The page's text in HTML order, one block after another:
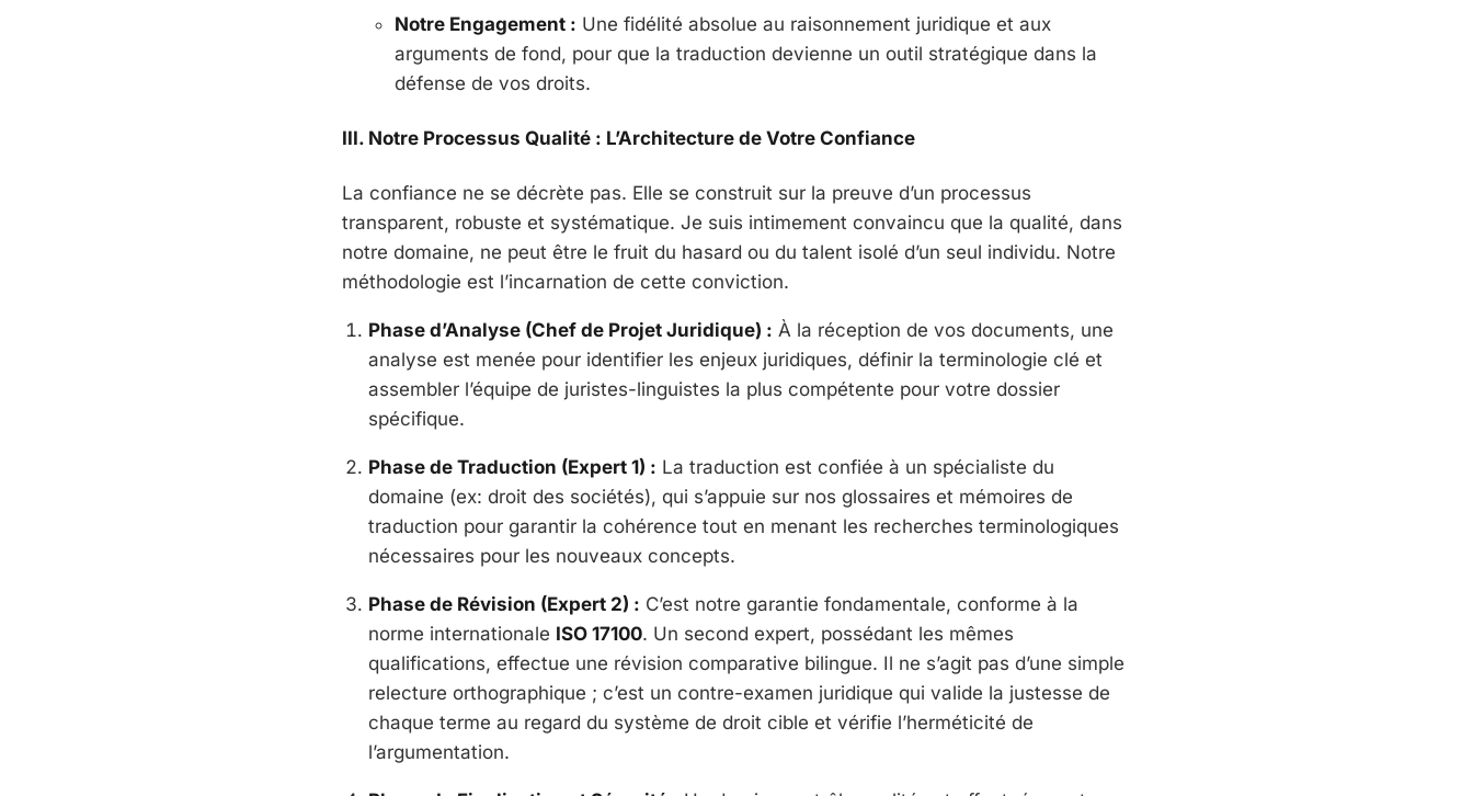
Notre Engagement : Une fidélité absolue au raisonnement juridique et aux
arguments de fond, pour que la traduction devienne un outil stratégique dans la
défense de vos droits.
III. Notre Processus Qualité : L’Architecture de Votre Confiance
La confiance ne se décrète pas. Elle se construit sur la preuve d’un processus
transparent, robuste et systématique. Je suis intimement convaincu que la qualité, dans
notre domaine, ne peut être le fruit du hasard ou du talent isolé d’un seul individu. Notre
méthodologie est l’incarnation de cette conviction.
Phase d’Analyse (Chef de Projet Juridique) : À la réception de vos documents, une
analyse est menée pour identifier les enjeux juridiques, définir la terminologie clé et
assembler l’équipe de juristes-linguistes la plus compétente pour votre dossier
spécifique.
Phase de Traduction (Expert 1) : La traduction est confiée à un spécialiste du
domaine (ex: droit des sociétés), qui s’appuie sur nos glossaires et mémoires de
traduction pour garantir la cohérence tout en menant les recherches terminologiques
nécessaires pour les nouveaux concepts.
Phase de Révision (Expert 2) : C’est notre garantie fondamentale, conforme à la
norme internationale ISO 17100. Un second expert, possédant les mêmes
qualifications, effectue une révision comparative bilingue. Il ne s’agit pas d’une simple
relecture orthographique ; c’est un contre-examen juridique qui valide la justesse de
chaque terme au regard du système de droit cible et vérifie l’herméticité de
l’argumentation.